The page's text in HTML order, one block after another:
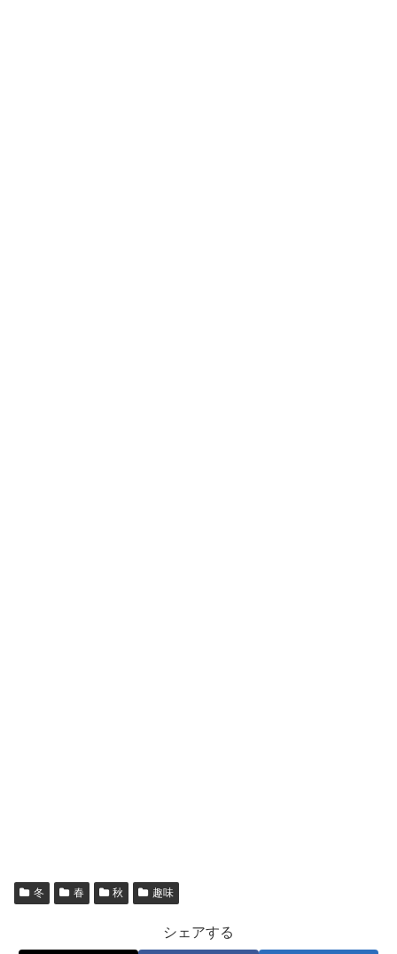
冬 春 秋 趣味
シェアする